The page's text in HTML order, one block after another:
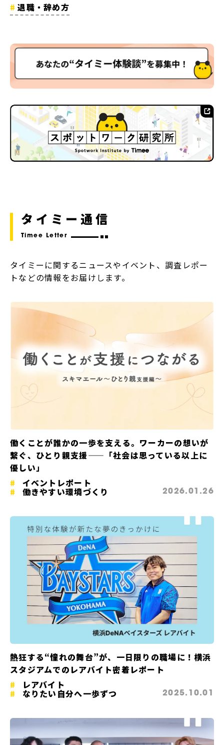
退職・辞め方
タイミー通信
Timee Letter
タイミーに関するニュースやイベント、調査レポー
トなどの情報をお届けします。
働くことが誰かの一歩を支える。ワーカーの想いが
繋ぐ、ひとり親支援——「社会は思っている以上に
優しい」
イベントレポート
働きやすい環境づくり 2026.01.26
熱狂する“憧れの舞台”が、一日限りの職場に！横浜
スタジアムでのレアバイト密着レポート
レアバイト
なりたい自分へ一歩ずつ 2025.10.01